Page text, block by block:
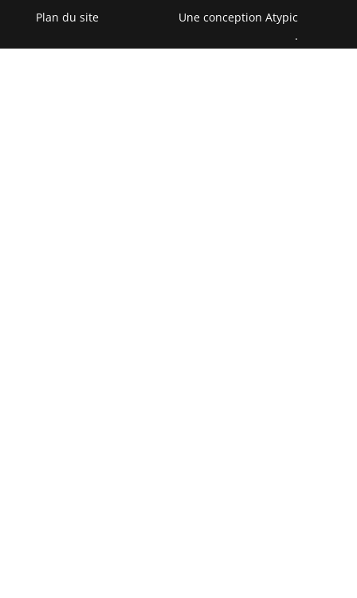
Plan du site
Une conceptionAtypic
.